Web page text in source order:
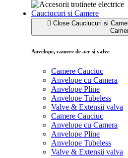
Cauciucuri si Camere
Close Cauciucuri si
Anvelope, camere de aer si valve
Camere Cauciuc
Anvelope cu Camera
Anvelope Pline
Anvelope Tubeless
Valve & Extensii valva
Camere Cauciuc
Anvelope cu Camera
Anvelope Pline
Anvelope Tubeless
Valve & Extensii valva